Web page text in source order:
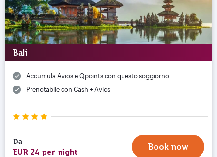
Bali
Accumula Avios e Qpoints con questo soggiorno
Prenotabile con Cash + Avios
Da
EUR 24 per night
Book now